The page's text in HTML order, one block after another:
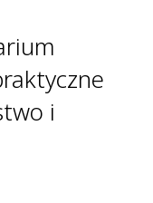
i